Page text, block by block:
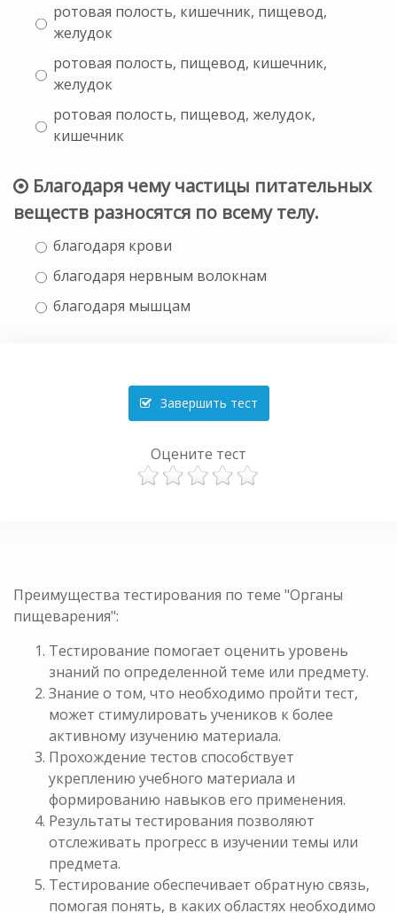
ротовая полость, кишечник, пищевод,
желудок
ротовая полость, пищевод, кишечник,
желудок
ротовая полость, пищевод, желудок,
кишечник
Благодаря чему частицы питательных
веществ разносятся по всему телу.
благодаря крови
благодаря нервным волокнам
благодаря мышцам
Завершить тест
Оцените тест
Преимущества тестирования по теме "Органы
пищеварения":
Тестирование помогает оценить уровень
знаний по определенной теме или предмету.
Знание о том, что необходимо пройти тест,
может стимулировать учеников к более
активному изучению материала.
Прохождение тестов способствует
укреплению учебного материала и
формированию навыков его применения.
Результаты тестирования позволяют
отслеживать прогресс в изучении темы или
предмета.
Тестирование обеспечивает обратную связь,
помогая понять, в каких областях необходимо